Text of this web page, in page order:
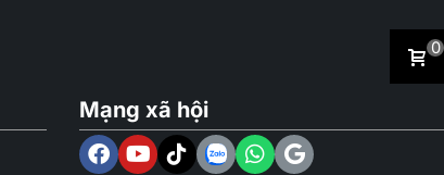
Mạng xã hội
0